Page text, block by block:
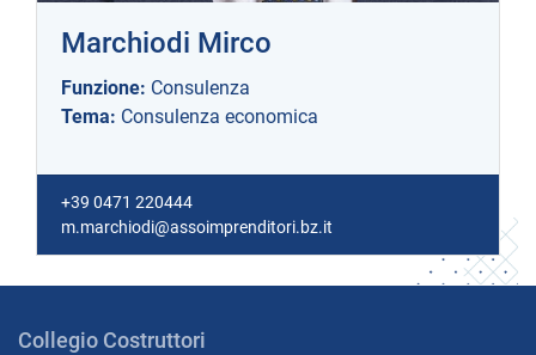
Marchiodi Mirco
Funzione: Consulenza
Tema: Consulenza economica
+39 0471 220444
m.marchiodi@assoimprenditori.bz.it
Collegio Costruttori